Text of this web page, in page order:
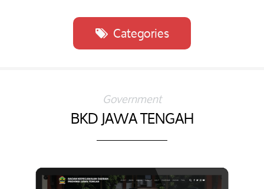
Categories
Government
BKD JAWA TENGAH